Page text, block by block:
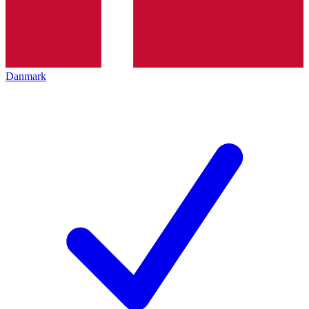
Danmark